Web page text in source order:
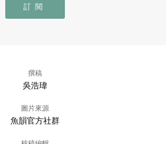
訂閱
撰稿
吳浩瑋
圖片來源
魚韻官方社群